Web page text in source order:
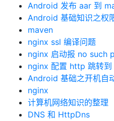
Android 发布 aar 到
Android 基础知识之权
maven
nginx ssl 编译问题
nginx 启动报 no such
nginx 配置 http 跳转
Android 基础之开机自
nginx
计算机网络知识的整理
DNS 和 HttpDns